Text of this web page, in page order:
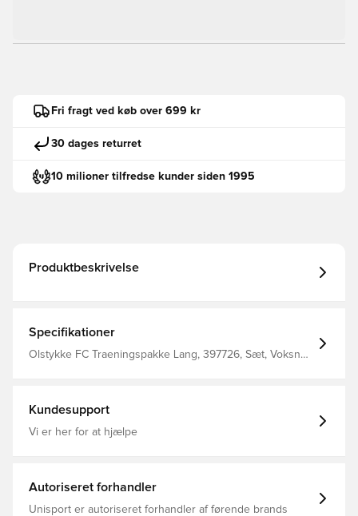
Fri fragt ved køb over 699 kr
30 dages returret
10 milioner tilfredse kunder siden 1995
Produktbeskrivelse
Specifikationer
Olstykke FC Traeningspakke Lang, 397726, Sæt, Voksne,
Kundesupport
Vi er her for at hjælpe
Autoriseret forhandler
Unisport er autoriseret forhandler af førende brands